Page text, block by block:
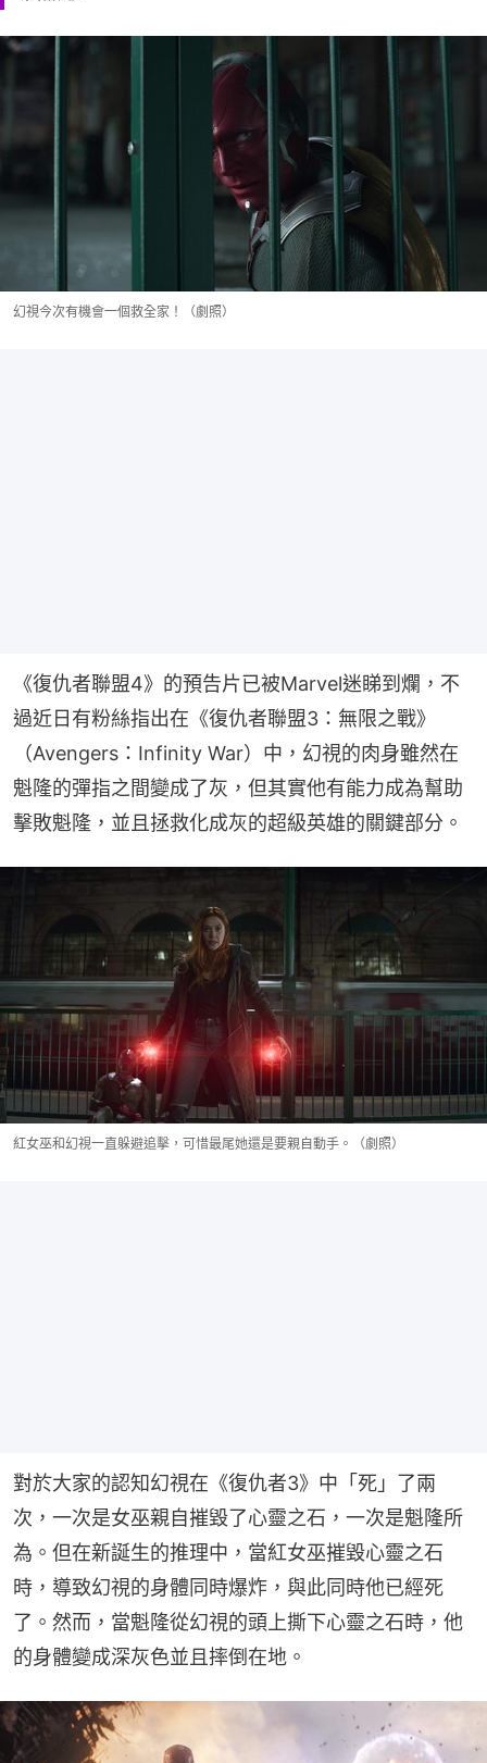
幻視今次有機會一個救全家！（劇照）
《復仇者聯盟4》的預告片已被Marvel迷睇到爛，不
過近日有粉絲指出在《復仇者聯盟3：無限之戰》
（Avengers：Infinity War）中，幻視的肉身雖然在
魁隆的彈指之間變成了灰，但其實他有能力成為幫助
擊敗魁隆，並且拯救化成灰的超級英雄的關鍵部分。
紅女巫和幻視一直躲避追擊，可惜最尾她還是要親自動手。（劇照）
對於大家的認知幻視在《復仇者3》中「死」了兩
次，一次是女巫親自摧毀了心靈之石，一次是魁隆所
為。但在新誕生的推理中，當紅女巫摧毀心靈之石
時，導致幻視的身體同時爆炸，與此同時他已經死
了。然而，當魁隆從幻視的頭上撕下心靈之石時，他
的身體變成深灰色並且摔倒在地。